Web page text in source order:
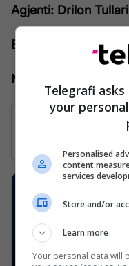
Agjenti: Drilon Tullari
Emaili:
Numri i telefonit:
Telegrafi
your
Personalised
content
services
Store and/or
Learn more
Your personal data will